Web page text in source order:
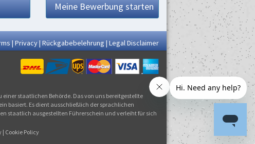
Meine Bewerbung starten
|Privacy|Rückgabebelehrung|Legal Disclaimer
staatlichen Behörde. Das von uns bereitgestellte
basiert. Es dient ausschließlich der sprachlichen
staatlich ausgestellten Führerschein und verleiht für sich
| Cookie Policy